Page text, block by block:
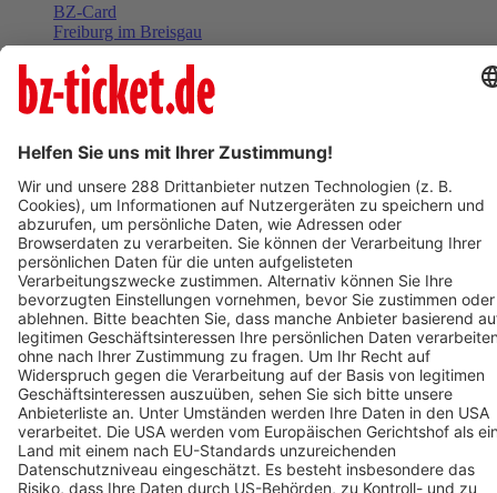
BZ-Card
Freiburg im Breisgau
Klavierabend Khatia Buniatishvili
09. April 2027
Termin eintragen